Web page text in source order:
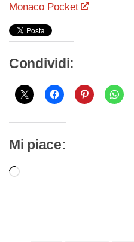
Monaco Pocket
Condividi:
Mi piace:
Caricamento